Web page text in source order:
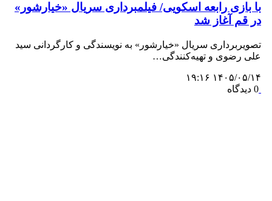
با بازی رابعه اسکویی/ فیلمبرداری سریال «خیارشور»
در قم آغاز شد
تصویربرداری سریال «خیارشور» به نویسندگی و کارگردانی سید
علی رضوی و تهیه‌کنندگی…
۱۴۰۵/۰۵/۱۴ ۱۹:۱۶
0 دیدگاه